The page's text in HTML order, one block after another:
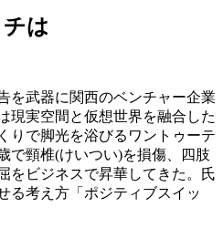
は
を武器に関西のベンチャー企業
現実空間と仮想世界を融合した
りで脚光を浴びるワントゥーテ
で頸椎(けいつい)を損傷、四肢
をビジネスで昇華してきた。氏
る考え方「ポジティブスイッ